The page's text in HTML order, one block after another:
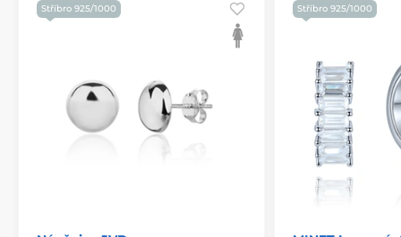
Stříbro 925/1000 Stříbro 925/1000